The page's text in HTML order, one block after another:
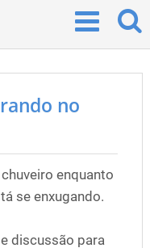
no
enquanto
se enxugando.
discussão para